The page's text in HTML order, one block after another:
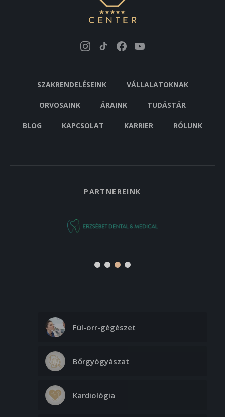
SZAKRENDELÉSEINK VÁLLALATOKNAK
ORVOSAINK ÁRAINK TUDÁSTÁR
BLOG KAPCSOLAT KARRIER RÓLUNK
PARTNEREINK
Fül-orr-gégészet
Bőrgyógyászat
Kardiológia